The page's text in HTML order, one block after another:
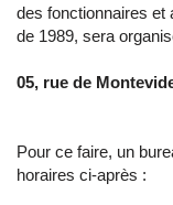
des fonctionnaires et
de 1989, sera
05, rue de
Pour ce faire, un
horaires ci-après :